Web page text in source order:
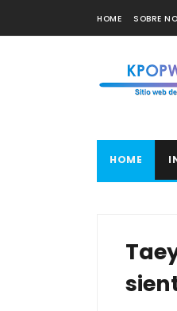
HOME SOBRE
HOME